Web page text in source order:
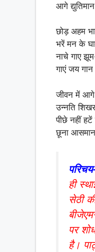
आगे
छोड़ अहम
भरें मन के
नाचे गाए
गाएं जय
जीवन में
उन्नति
पीछे नहीं
छूना
ही
सेठी
पर
है।